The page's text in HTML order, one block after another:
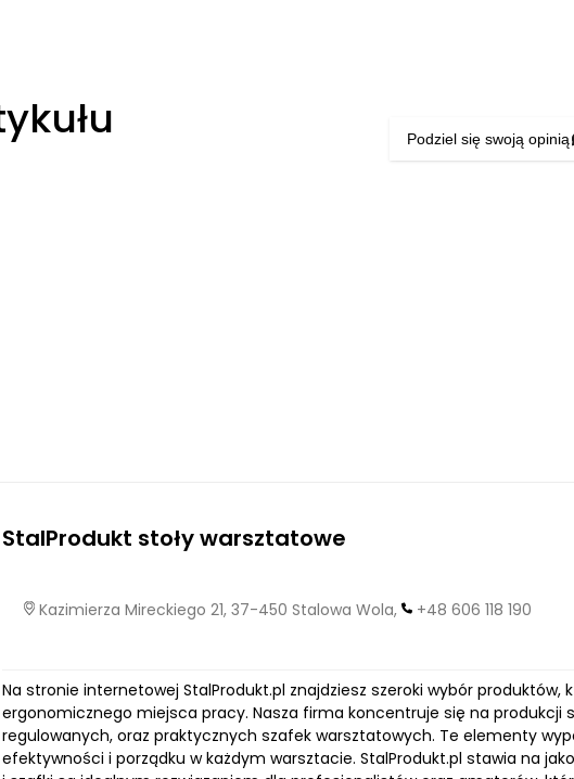
Podziel się swoją opinią
StalProdukt stoły warsztatowe
Kazimierza Mireckiego 21, 37-450 Stalowa Wola, +48 606 118 190
Na stronie internetowej StalProdukt.pl znajdziesz szeroki wybór
ergonomicznego miejsca pracy. Nasza firma koncentruje się na produkcji
regulowanych, oraz praktycznych szafek warsztatowych. Te elementy
efektywności i porządku w każdym warsztacie. StalProdukt.pl stawia na